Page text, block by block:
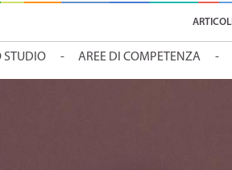
ARTICOLI
STUDIO AREE DI COMPETENZA